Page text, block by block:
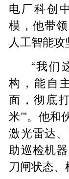
电厂科创
模，他带
人工智能攻
“我们
构，能自
面，彻底
米’”。他和
激光雷达
助巡检机
刀闸状态、